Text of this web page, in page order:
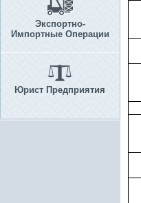
Экспортно-
Импортные Операции
Юрист Предприятия